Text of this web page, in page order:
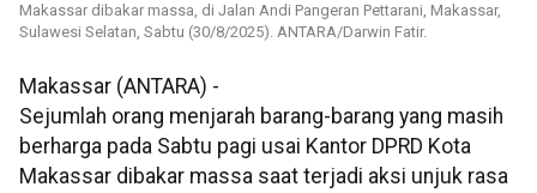
Makassar dibakar massa, di Jalan Andi Pangeran Pettarani, Makassar,
Sulawesi Selatan, Sabtu (30/8/2025). ANTARA/Darwin Fatir.
Makassar (ANTARA) -
Sejumlah orang menjarah barang-barang yang masih
berharga pada Sabtu pagi usai Kantor DPRD Kota
Makassar dibakar massa saat terjadi aksi unjuk rasa